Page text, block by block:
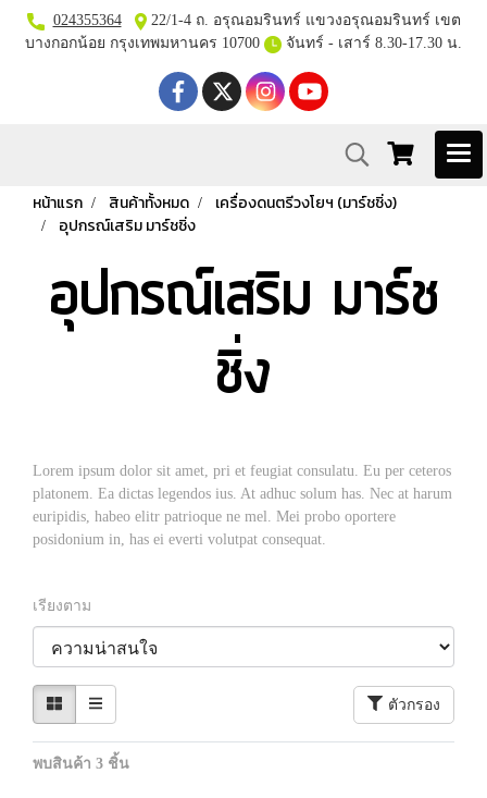
024355364
22/1-4 ถ. อรุณอมรินทร์ แขวงอรุณอมรินทร์ เขต
บางกอกน้อย กรุงเทพมหานคร 10700
จันทร์ - เสาร์ 8.30-17.30 น.
หน้าแรก สินค้าทั้งหมด
เครื่องดนตรีวงโยฯ (มาร์ชชิ่ง)
อุปกรณ์เสริม มาร์ชชิ่ง
อุปกรณ์เสริม มาร์ช
ชิ่ง
Lorem ipsum dolor sit amet, pri et feugiat consulatu. Eu per ceteros
platonem. Ea dictas legendos ius. At adhuc solum has. Nec at harum
euripidis, habeo elitr patrioque ne mel. Mei probo oportere
posidonium in, has ei everti volutpat consequat.
เรียงตาม
ตัวกรอง
พบสินค้า 3 ชิ้น